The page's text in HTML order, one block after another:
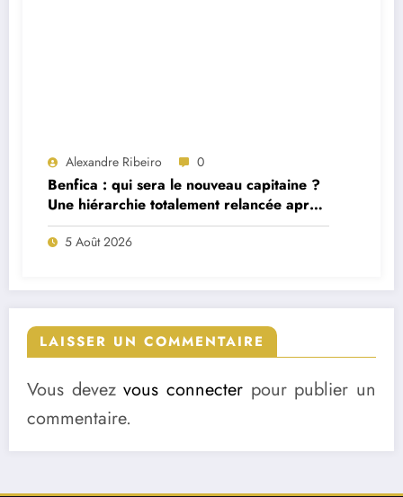
Alexandre Ribeiro 0
Benfica : qui sera le nouveau capitaine ?
Une hiérarchie totalement relancée après
deux départs majeurs
5 Août 2026
LAISSER UN COMMENTAIRE
Vous devezvous connecter pour publier un
commentaire.